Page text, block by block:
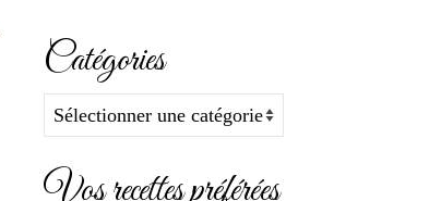
Catégories
Catégories